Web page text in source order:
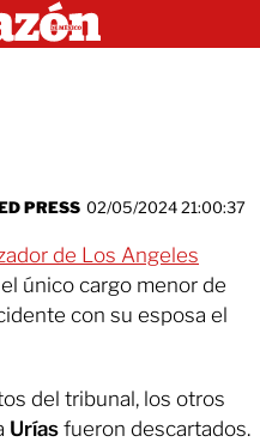
PRESS 02/05/2024 21:00:37
de Los Angeles
único cargo menor de
con su esposa el
del tribunal, los otros
Urías fueron descartados.